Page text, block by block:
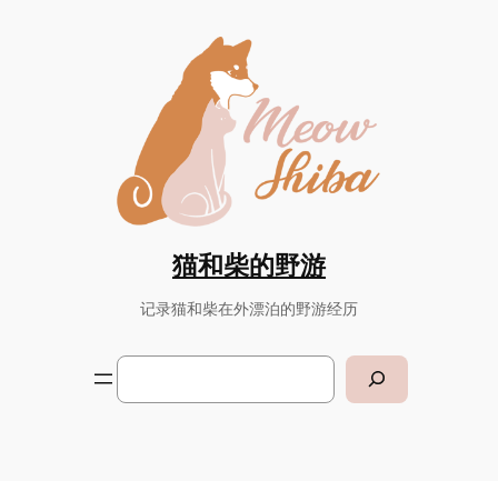
猫和柴的野游
记录猫和柴在外漂泊的野游经历
Search